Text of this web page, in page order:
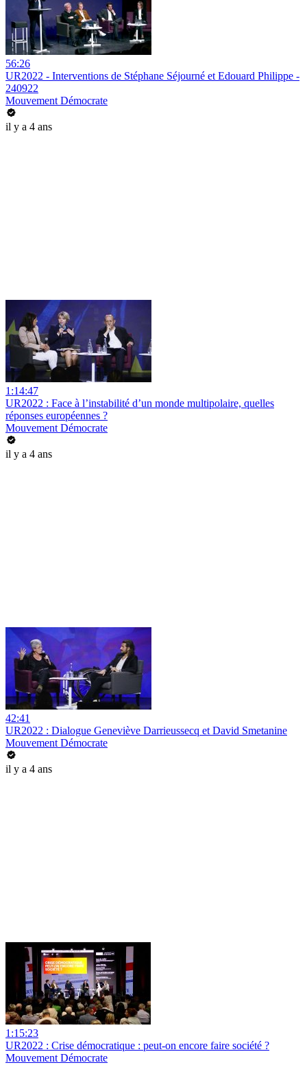
56:26
UR2022 - Interventions de Stéphane Séjourné et Edouard Philippe -
240922
Mouvement Démocrate
il y a 4 ans
1:14:47
UR2022 : Face à l’instabilité d’un monde multipolaire, quelles
réponses européennes ?
Mouvement Démocrate
il y a 4 ans
42:41
UR2022 : Dialogue Geneviève Darrieussecq et David Smetanine
Mouvement Démocrate
il y a 4 ans
1:15:23
UR2022 : Crise démocratique : peut-on encore faire société ?
Mouvement Démocrate